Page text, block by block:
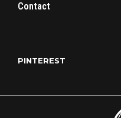
Contact
PINTEREST